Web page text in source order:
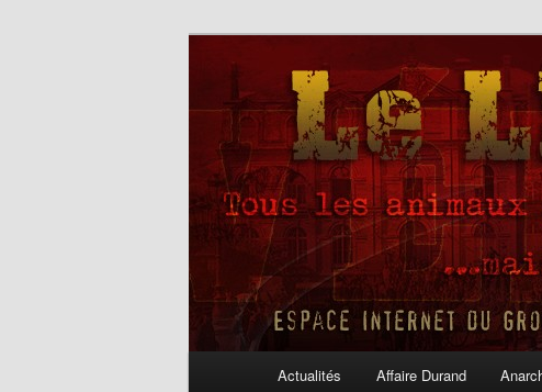
Le Libertaire
Actualités Affaire Durand